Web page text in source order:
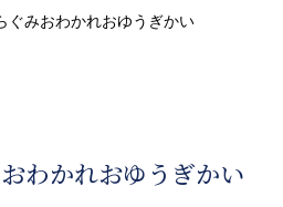
ぐみおわかれおゆうぎかい
わかれおゆうぎかい